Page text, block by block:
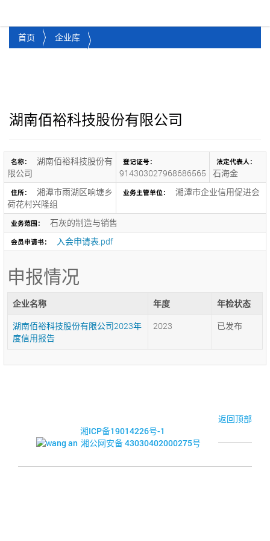
首页 企业库
湖南佰裕科技股份有限公司
名称：
湖南佰裕科技股份有
限公司
登记证号：
914303027968686565
法定代表人：
石海金
住所：
湘潭市雨湖区响塘乡
荷花村兴隆组
业务主管单位： 湘潭市企业信用促进会
业务范围： 石灰的制造与销售
会员申请书： 入会申请表.pdf
申报情况
企业名称 年度
年检状态
湖南佰裕科技股份有限公司2023年
度信用报告
2023 已发布
返回顶部
湘ICP备19014226号-1
湘公网安备 43030402000275号